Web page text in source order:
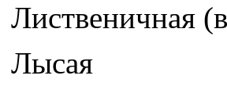
Лиственичная
Лысая